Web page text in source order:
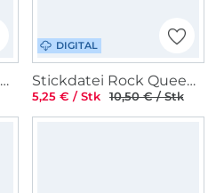
Stickdatei Rock Queen Camping rockt
DIGITAL
Stickdatei Rock Queen Leder Icons Set 5
5,25 € / Stk 10,50 € / Stk